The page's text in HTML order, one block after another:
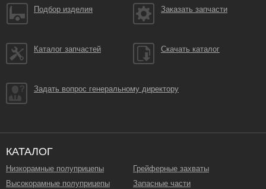
Подбор изделия Заказать запчасти
Каталог запчастей Скачать каталог
Задать вопрос генеральному директору
КАТАЛОГ
Низкорамные полуприцепы
Высокорамные полуприцепы
Грейферные захваты
Запасные части